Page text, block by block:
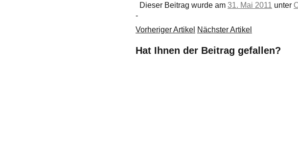
Dieser Beitrag wurde am31. Mai 2011 unter
-
Vorheriger Artikel Nächster Artikel
Hat Ihnen der Beitrag gefallen?